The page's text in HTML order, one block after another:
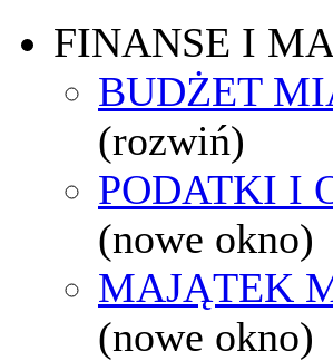
FINANSE I
BUDŻET
(rozwiń)
PODATKI I
(nowe okno)
MAJĄTEK
(nowe okno)